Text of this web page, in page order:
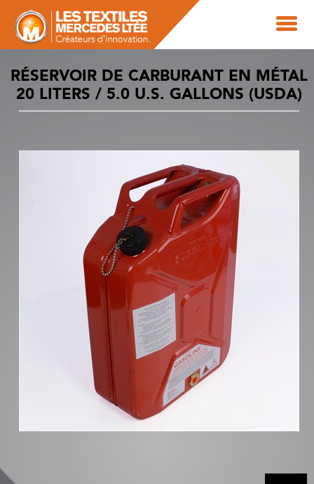
RÉSERVOIR DE CARBURANT EN MÉTAL
20 LITERS / 5.0 U.S. GALLONS (USDA)